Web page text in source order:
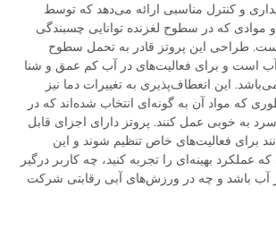
و کنترل مناسبی ارائه می‌دهد که توسط
موادی که در سطوح لغزنده توانایی چسبندگی
است. طراحی این پروتز قادر به تحمل سطوح
است و برای فعالیت‌های در آب کم عمق و شنا
این انعطاف‌پذیری به تغییرات دما نیز
که مواد آن به گونه‌ای انتخاب شده‌اند که در
به خوبی عمل کنند. پروتز دارای اجزای قابل
برای فعالیت‌های خاص تنظیم شوند و این
عملکرد بهینه‌ای را تجربه کنید، چه کاربر درگیر
آب باشد و چه در ورزش‌های آبی رقابتی شرکت